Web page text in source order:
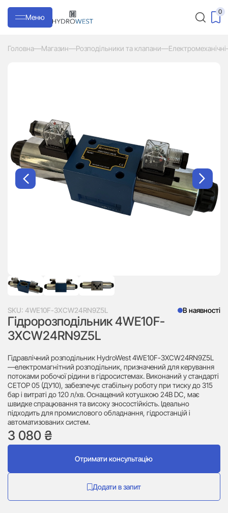
Меню
0
Головна—Магазин—Розподільники та клапани—Електромеханічні
SKU: 4WE10F-3XCW24RN9Z5L В наявності
Гідророзподільник 4WE10F-
3XCW24RN9Z5L
Гідравлічний розподільник HydroWest 4WE10F-3XCW24RN9Z5L
—електромагнітний розподільник, призначений для керування
потоками робочої рідини в гідросистемах. Виконаний у стандарті
CETOP 05 (ДУ10), забезпечує стабільну роботу при тиску до 315
бар і витраті до 120 л/хв. Оснащений котушкою 24В DC, має
швидке спрацювання та високу зносостійкість. Ідеально
підходить для промислового обладнання, гідростанцій і
автоматизованих систем.
3 080 ₴
Отримати консультацію
Додати в запит